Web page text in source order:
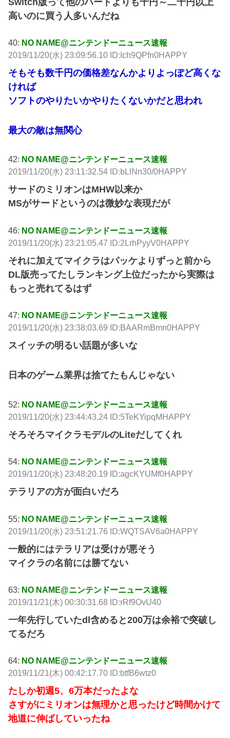
高いのに買う人多いんだね
40: NO NAME@ニンテンドーニュース速報
2019/11/20(水) 23:09:56.10 ID:Ich9QPfn0HAPPY
そもそも数千円の価格差なんかよりよっぽど高くな
ければ
ソフトのやりたいかやりたくないかだと思われ
最大の敵は無関心
42: NO NAME@ニンテンドーニュース速報
2019/11/20(水) 23:11:32.54 ID:bLlNn30/0HAPPY
サードのミリオンはMHW以来か
MSがサードというのは微妙な表現だが
46: NO NAME@ニンテンドーニュース速報
2019/11/20(水) 23:21:05.47 ID:2LrhPyyV0HAPPY
それに加えてマイクラはパッケよりずっと前から
DL版売ってたしランキング上位だったから実際は
もっと売れてるはず
47: NO NAME@ニンテンドーニュース速報
2019/11/20(水) 23:38:03.69 ID:BAARmBmn0HAPPY
スイッチの明るい話題が多いな
日本のゲーム業界は捨てたもんじゃない
52: NO NAME@ニンテンドーニュース速報
2019/11/20(水) 23:44:43.24 ID:5TeKYipqMHAPPY
そろそろマイクラモデルのLiteだしてくれ
54: NO NAME@ニンテンドーニュース速報
2019/11/20(水) 23:48:20.19 ID:agcKYUMf0HAPPY
テラリアの方が面白いだろ
55: NO NAME@ニンテンドーニュース速報
2019/11/20(水) 23:51:21.76 ID:WQTSAV6a0HAPPY
一般的にはテラリアは受けが悪そう
マイクラの名前には勝てない
63: NO NAME@ニンテンドーニュース速報
2019/11/21(木) 00:30:31.68 ID:rRf9OvU40
一年先行していたdl含めると200万は余裕で突破し
てるだろ
64: NO NAME@ニンテンドーニュース速報
2019/11/21(木) 00:42:17.70 ID:btfB6wtz0
たしか初週5、6万本だったよな
さすがにミリオンは無理かと思ったけど時間かけて
地道に伸ばしていったね